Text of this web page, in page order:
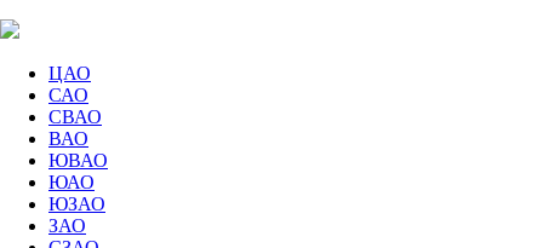
ЦАО
САО
СВАО
ВАО
ЮВАО
ЮАО
ЮЗАО
ЗАО